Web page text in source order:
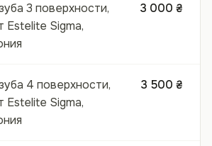
3 поверхности,
Estelite Sigma,
3 000 ₴
4 поверхности,
Estelite Sigma,
3 500 ₴